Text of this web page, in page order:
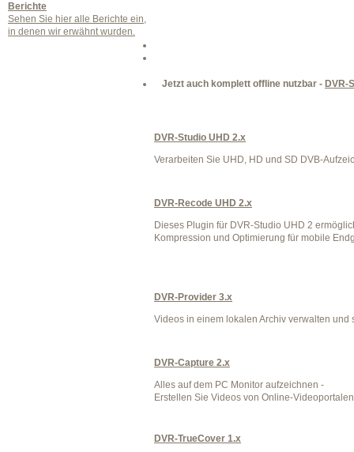
Berichte
Sehen Sie hier alle Berichte ein,
in denen wir erwähnt wurden.
Jetzt auch komplett offline nutzbar - DVR-
DVR-Studio UHD 2.x
Verarbeiten Sie UHD, HD und SD DVB-
DVR-Recode UHD 2.x
Dieses Plugin für DVR-Studio UHD 2
Kompression und Optimierung für mobile
DVR-Provider 3.x
Videos in einem lokalen Archiv verwalten und
DVR-Capture 2.x
Alles auf dem PC Monitor aufzeichnen -
Erstellen Sie Videos von Online-
DVR-TrueCover 1.x